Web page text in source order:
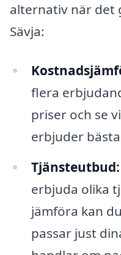
alternativ när det
Sävja:
flera
priser och se
erbjuder
Tjänsteutbud:
erbjuda olika
jämföra kan
passar just